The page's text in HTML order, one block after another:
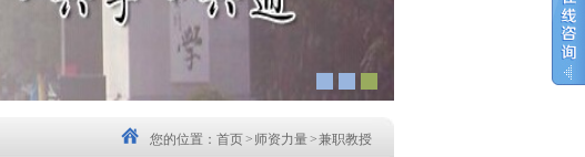
您的位置： 首页> 师资力量>兼职教授